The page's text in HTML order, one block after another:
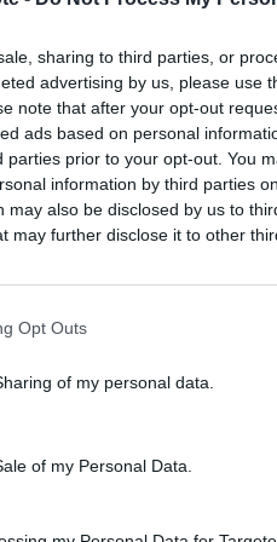
sharing to third parties, or
advertising by us, please use
note that after your opt-out
ads based on personal
parties prior to your opt-out. You
information by third parties
may also be disclosed by us to
may further disclose it to other
Opt Outs
of my personal data.
of my Personal Data.
referencia, y a
y entre islas.
caro trasladarnos
y María
porque "no nos
el derecho a la
Estado y a
territorios
conexiones con
para llevar a
con "éxito" en los
que viven
y que, en
que, a
las OSP, aludieron
al Ministerio de